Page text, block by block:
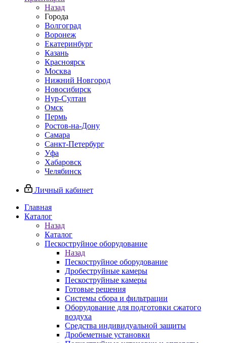
Назад
Города
Волгоград
Воронеж
Екатеринбург
Казань
Красноярск
Москва
Нижний Новгород
Новосибирск
Нур-Султан
Омск
Пермь
Ростов-на-Дону
Самара
Санкт-Петербург
Уфа
Хабаровск
Челябинск
Личный кабинет
Главная
Каталог
Назад
Каталог
Пескоструйное оборудование
Назад
Пескоструйное оборудование
Дробеструйные камеры
Пескоструйные камеры
Готовые решения
Системы сбора и фильтрации
Оборудование для подготовки сжатого
воздуха
Средства индивидуальной защиты
Дробеметные установки